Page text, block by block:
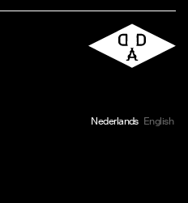
Nederlands English